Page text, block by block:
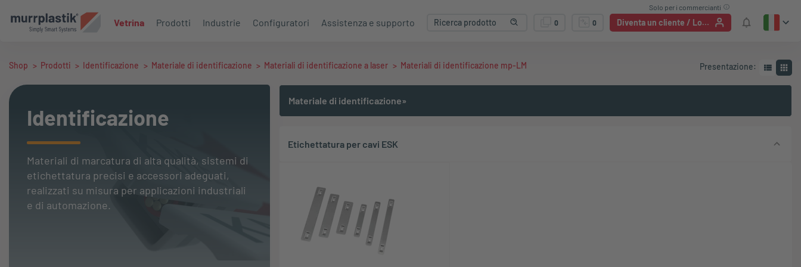
Vetrina Prodotti Industrie Configuratori Assistenza e supporto 0 0 Diventa un cliente / Login
Solo per i commercianti
Shop > Prodotti > Identificazione > Materiale di identificazione > Materiali di identificazione a laser > Materiali di identificazione mp-LM Presentazione:
Identificazione
Materiali di marcatura di alta qualità, sistemi di
etichettatura precisi e accessori adeguati,
realizzati su misura per applicazioni industriali
e di automazione.
Materiale di identificazione»
Etichettatura per cavi ESK